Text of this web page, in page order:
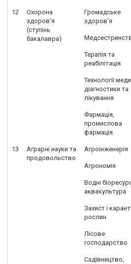
12
Охорона
здоров’я
(ступінь
бакалавра)
Громадське
здоров’я
Терапія та
реабілітація
Технології
діагностики та
лікування
Фармація,
промислова
фармація
13
Аграрні науки та
продовольство
Агроінженерія
Агрономія
Водні
аквакультура
Захист і
рослин
Лісове
господарство
Садівництво,